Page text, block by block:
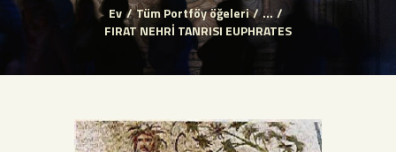
Ev Tüm Portföy öğeleri
...
FIRAT NEHRİ TANRISI EUPHRATES
GENEL BILGILER
GENEL TARIHÇE
ESERLER
SANAL MÜZE